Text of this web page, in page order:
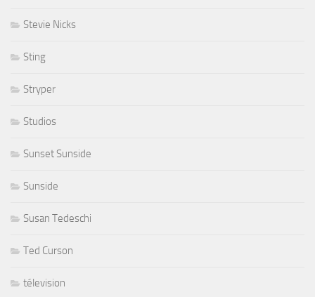
Stevie Nicks
Sting
Stryper
Studios
Sunset Sunside
Sunside
Susan Tedeschi
Ted Curson
télevision